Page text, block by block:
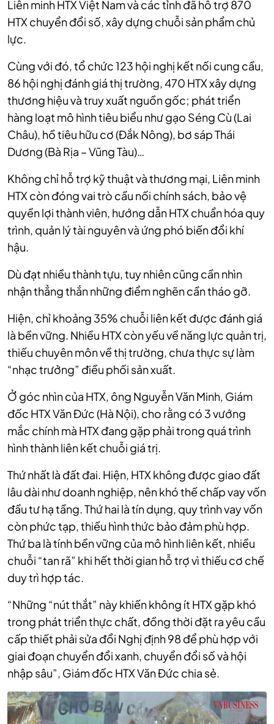
Liên minh HTX Việt Nam và các tỉnh đã hỗ trợ 870
HTX chuyển đổi số, xây dựng chuỗi sản phẩm chủ
lực.
Cùng với đó, tổ chức 123 hội nghị kết nối cung cầu,
86 hội nghị đánh giá thị trường, 470 HTX xây dựng
thương hiệu và truy xuất nguồn gốc; phát triển
hàng loạt mô hình tiêu biểu như gạo Séng Cù (Lai
Châu), hồ tiêu hữu cơ (Đắk Nông), bơ sáp Thái
Dương (Bà Rịa – Vũng Tàu)…
Không chỉ hỗ trợ kỹ thuật và thương mại, Liên minh
HTX còn đóng vai trò cầu nối chính sách, bảo vệ
quyền lợi thành viên, hướng dẫn HTX chuẩn hóa quy
trình, quản lý tài nguyên và ứng phó biến đổi khí
hậu.
Dù đạt nhiều thành tựu, tuy nhiên cũng cần nhìn
nhận thẳng thắn những điểm nghẽn cần tháo gỡ.
Hiện, chỉ khoảng 35% chuỗi liên kết được đánh giá
là bền vững. Nhiều HTX còn yếu về năng lực quản trị,
thiếu chuyên môn về thị trường, chưa thực sự làm
“nhạc trưởng” điều phối sản xuất.
Ở góc nhìn của HTX, ông Nguyễn Văn Minh, Giám
đốc HTX Văn Đức (Hà Nội), cho rằng có 3 vướng
mắc chính mà HTX đang gặp phải trong quá trình
hình thành liên kết chuỗi giá trị.
Thứ nhất là đất đai. Hiện, HTX không được giao đất
lâu dài như doanh nghiệp, nên khó thế chấp vay vốn
đầu tư hạ tầng. Thứ hai là tín dụng, quy trình vay vốn
còn phức tạp, thiếu hình thức bảo đảm phù hợp.
Thứ ba là tính bền vững của mô hình liên kết, nhiều
chuỗi “tan rã” khi hết thời gian hỗ trợ vì thiếu cơ chế
duy trì hợp tác.
“Những “nút thắt” này khiến không ít HTX gặp khó
trong phát triển thực chất, đồng thời đặt ra yêu cầu
cấp thiết phải sửa đổi Nghị định 98 để phù hợp với
giai đoạn chuyển đổi xanh, chuyển đổi số và hội
nhập sâu”, Giám đốc HTX Văn Đức chia sẻ.